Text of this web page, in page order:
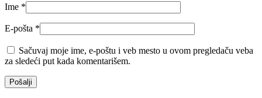
Ime *
E-pošta *
Sačuvaj moje ime, e-poštu i veb mesto u ovom pregledaču veba
za sledeći put kada komentarišem.